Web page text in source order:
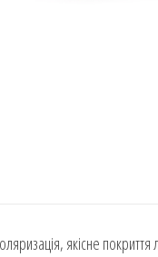
якісне